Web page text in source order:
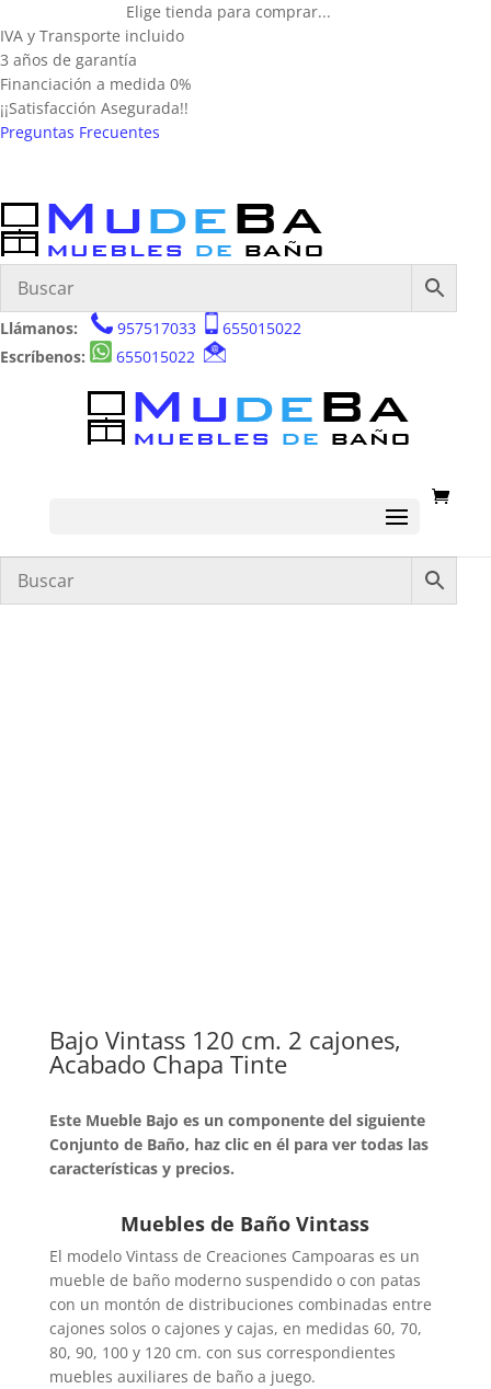
Elige tienda para comprar...
IVA y Transporte incluido
3 años de garantía
Financiación a medida 0%
¡¡Satisfacción Asegurada!!
Preguntas Frecuentes
Llámanos: 957517033
655015022
Escríbenos:
655015022
Bajo Vintass 120 cm. 2 cajones,
Acabado Chapa Tinte
Este Mueble Bajo es un componente del siguiente
Conjunto de Baño, haz clic en él para ver todas las
características y precios.
Muebles de Baño Vintass
El modelo Vintass de Creaciones Campoaras es un
mueble de baño moderno suspendido o con patas
con un montón de distribuciones combinadas entre
cajones solos o cajones y cajas, en medidas 60, 70,
80, 90, 100 y 120 cm. con sus correspondientes
muebles auxiliares de baño a juego.